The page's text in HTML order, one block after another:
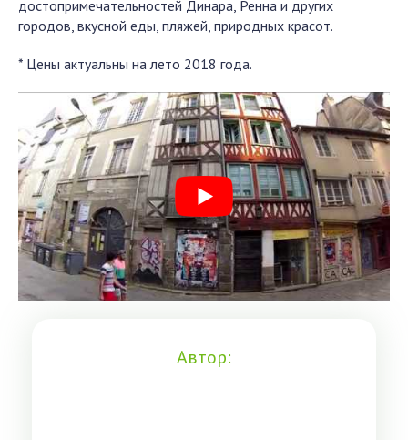
достопримечательностей Динара, Ренна и других
городов, вкусной еды, пляжей, природных красот.
* Цены актуальны на лето 2018 года.
Автор: